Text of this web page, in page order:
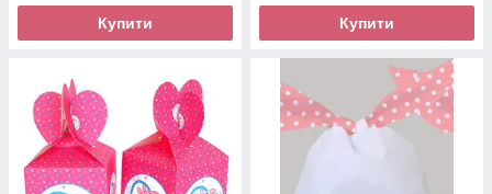
Купити Купити